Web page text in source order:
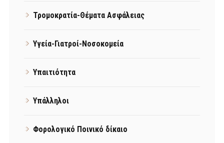
Τρομοκρατία-Θέματα Ασφάλειας
Υγεία-Γιατροί-Νοσοκομεία
Υπαιτιότητα
Υπάλληλοι
Φορολογικό Ποινικό δίκαιο